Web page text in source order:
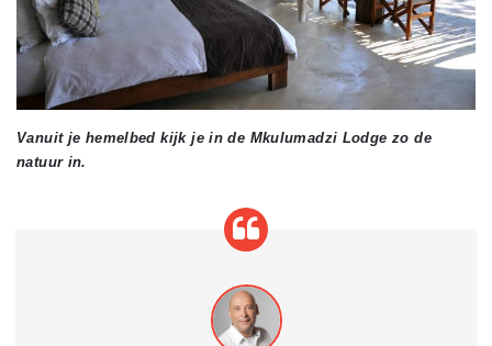
Vanuit je hemelbed kijk je in de Mkulumadzi Lodge zo de
natuur in.